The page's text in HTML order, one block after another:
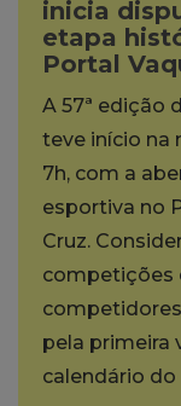
inicia
etapa
Portal
A 57ª edição
teve início na
7h, com a
esportiva no
Cruz.
competições
pela primeira
calendário do